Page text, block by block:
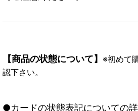
【商品の状態について】 ※初めて
認下さい。
●カードの状態表記についての